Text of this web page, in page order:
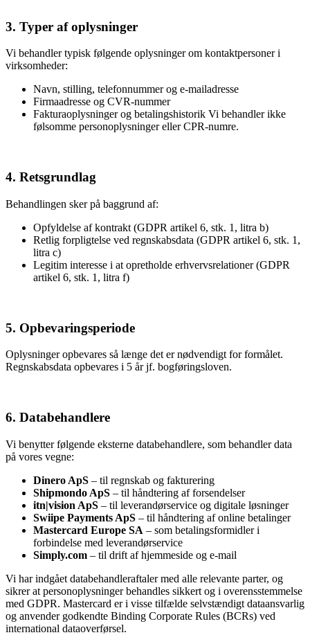
3. Typer af oplysninger
Vi behandler typisk følgende oplysninger om kontaktpersoner i
virksomheder:
Navn, stilling, telefonnummer og e-mailadresse
Firmaadresse og CVR-nummer
Fakturaoplysninger og betalingshistorik Vi behandler ikke
følsomme personoplysninger eller CPR-numre.
4. Retsgrundlag
Behandlingen sker på baggrund af:
Opfyldelse af kontrakt (GDPR artikel 6, stk. 1, litra b)
Retlig forpligtelse ved regnskabsdata (GDPR artikel 6, stk. 1,
litra c)
Legitim interesse i at opretholde erhvervsrelationer (GDPR
artikel 6, stk. 1, litra f)
5. Opbevaringsperiode
Oplysninger opbevares så længe det er nødvendigt for formålet.
Regnskabsdata opbevares i 5 år jf. bogføringsloven.
6. Databehandlere
Vi benytter følgende eksterne databehandlere, som behandler data
på vores vegne:
Dinero ApS – til regnskab og fakturering
Shipmondo ApS – til håndtering af forsendelser
itn|vision ApS – til leverandørservice og digitale løsninger
Swiipe Payments ApS – til håndtering af online betalinger
Mastercard Europe SA – som betalingsformidler i
forbindelse med leverandørservice
Simply.com – til drift af hjemmeside og e-mail
Vi har indgået databehandleraftaler med alle relevante parter, og
sikrer at personoplysninger behandles sikkert og i overensstemmelse
med GDPR. Mastercard er i visse tilfælde selvstændigt dataansvarlig
og anvender godkendte Binding Corporate Rules (BCRs) ved
international dataoverførsel.